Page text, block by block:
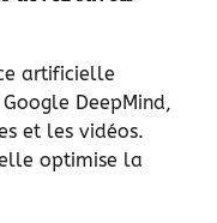
artificielle
DeepMind,
et les vidéos.
optimise la